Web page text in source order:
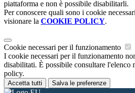
piattaforma e non è possibile disabilitarli.
Per conoscere quali sono i cookie
visionare la COOKIE POLICY.
Cookie necessari per il funzionamento
I cookie necessari per il funzionamento
disabilitati. È possibile consultare l'elenco
policy.
Accetta tutti Salva le preferenze